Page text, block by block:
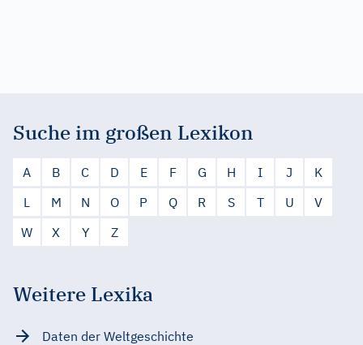
Suche im großen Lexikon
A B C D E F G H I J
K
L
M N O P Q R S T U
V
W
X Y Z
Weitere Lexika
Daten der Weltgeschichte